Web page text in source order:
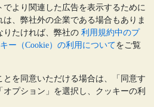
より関連した広告を表示するために
、弊社外の企業である場合もありま
りたければ、弊社の 利用規約中のプ
ー（Cookie）の利用についてをご覧
を同意いただける場合は、「同意す
プション」を選択し、クッキーの利
から金曜日
月曜日から金曜日